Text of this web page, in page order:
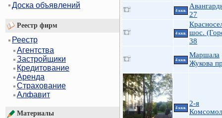
Доска объявлений
Реестр фирм
Реестр
Агентства
Застройщики
Кредитование
Аренда
Страхование
Алфавит
Материалы
4 ккв.
27
4 ккв.
шос.
38
4 ккв.
Маршала
Жукова
4 ккв.
2-я